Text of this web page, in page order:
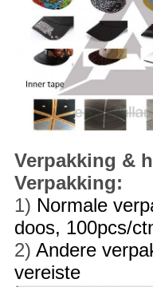
Verpakking &
Verpakking:
1) Normale
doos, 100pcs/
2) Andere
vereiste